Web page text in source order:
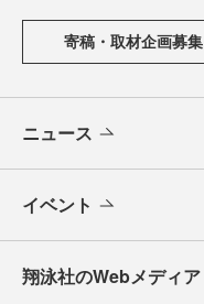
寄稿・取材企画募集
ニュース
イベント
翔泳社のWebメディア